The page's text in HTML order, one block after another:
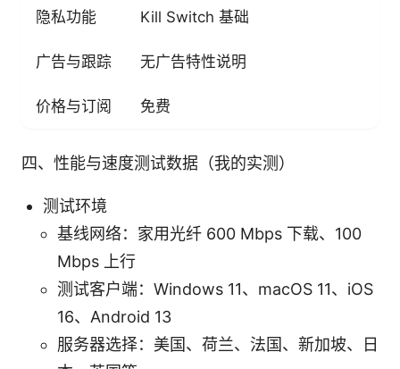
隐私功能 Kill Switch 基础
广告与跟踪 无广告特性说明
价格与订阅 免费
四、性能与速度测试数据（我的实测）
测试环境
基线网络：家用光纤 600 Mbps 下载、100
Mbps 上行
测试客户端：Windows 11、macOS 11、iOS
16、Android 13
服务器选择：美国、荷兰、法国、新加坡、日